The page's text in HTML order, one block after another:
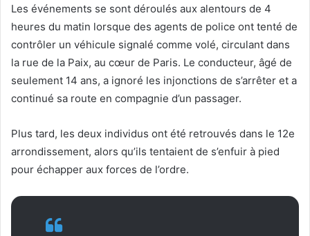
Les événements se sont déroulés aux alentours de 4
heures du matin lorsque des agents de police ont tenté de
contrôler un véhicule signalé comme volé, circulant dans
la rue de la Paix, au cœur de Paris. Le conducteur, âgé de
seulement 14 ans, a ignoré les injonctions de s’arrêter et a
continué sa route en compagnie d’un passager.
Plus tard, les deux individus ont été retrouvés dans le 12e
arrondissement, alors qu’ils tentaient de s’enfuir à pied
pour échapper aux forces de l’ordre.